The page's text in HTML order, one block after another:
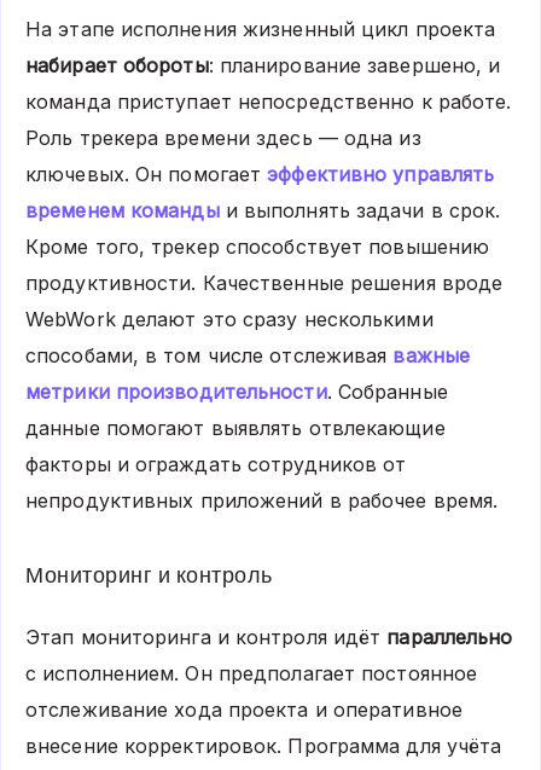
На этапе исполнения жизненный цикл проекта
набирает обороты: планирование завершено, и
команда приступает непосредственно к работе.
Роль трекера времени здесь — одна из
ключевых. Он помогаетэффективно управлять
временем командыи выполнять задачи в срок.
Кроме того, трекер способствует повышению
продуктивности. Качественные решения вроде
WebWork делают это сразу несколькими
способами, в том числе отслеживая важные
метрики производительности. Собранные
данные помогают выявлять отвлекающие
факторы и ограждать сотрудников от
непродуктивных приложений в рабочее время.
Мониторинг и контроль
Этап мониторинга и контроля идёт параллельно
с исполнением. Он предполагает постоянное
отслеживание хода проекта и оперативное
внесение корректировок. Программа для учёта